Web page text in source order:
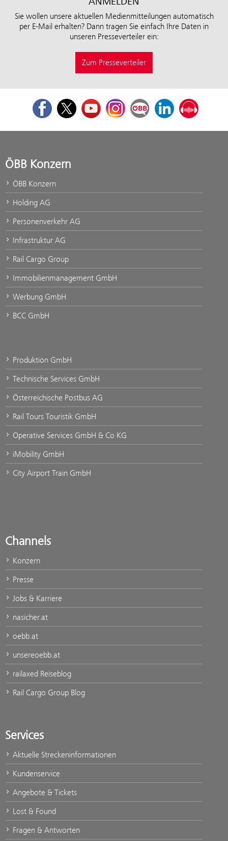
Sie wollen unsere aktuellen Medienmitteilungen automatisch
per E-Mail erhalten? Dann tragen Sie einfach Ihre Daten in
unseren Presseverteiler ein:
Zum Presseverteiler
FacebookTwitterYoutubeInstagramÖBB Corporate Blog
LinkedInPodcast
ÖBB Konzern
ÖBB Konzern
Holding AG
Personenverkehr AG
Infrastruktur AG
Rail Cargo Group
Immobilienmanagement GmbH
Werbung GmbH
BCC GmbH
Produktion GmbH
Technische Services GmbH
Österreichische Postbus AG
Rail Tours Touristik GmbH
Operative Services GmbH & Co KG
iMobility GmbH
City Airport Train GmbH
Channels
Konzern
Presse
Jobs & Karriere
nasicher.at
oebb.at
unsereoebb.at
railaxed Reiseblog
Rail Cargo Group Blog
Services
Aktuelle Streckeninformationen
Kundenservice
Angebote & Tickets
Lost & Found
Fragen & Antworten